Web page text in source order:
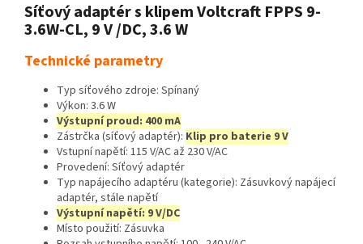
Síťový adaptér s klipem Voltcraft FPPS 9-
3.6W-CL, 9 V /DC, 3.6 W
Technické parametry
Typ síťového zdroje: Spínaný
Výkon: 3.6 W
Výstupní proud: 400 mA
Zástrčka (síťový adaptér): Klip pro baterie 9 V
Vstupní napětí: 115 V/AC až 230 V/AC
Provedení: Síťový adaptér
Typ napájecího adaptéru (kategorie): Zásuvkový napájecí
adaptér, stále napětí
Výstupní napětí: 9 V/DC
Místo použití: Zásuvka